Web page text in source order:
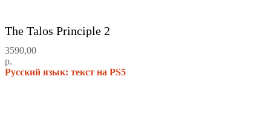
The Talos Principle 2
3590,00
р.
Русский язык: текст на PS5